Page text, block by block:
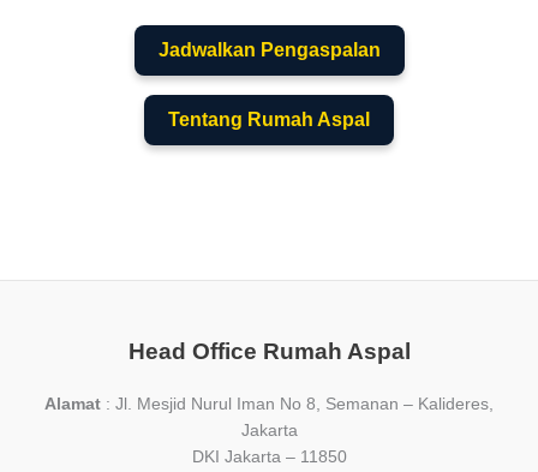
Jadwalkan Pengaspalan
Tentang Rumah Aspal
Head Office Rumah Aspal
Alamat : Jl. Mesjid Nurul Iman No 8, Semanan – Kalideres,
Jakarta
DKI Jakarta – 11850